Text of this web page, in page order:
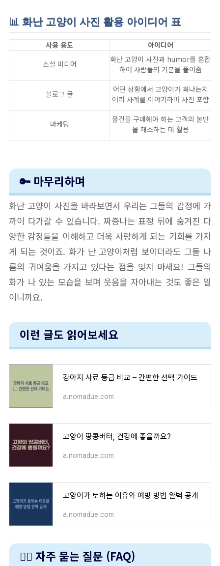
📊 화난 고양이 사진 활용 아이디어 표
사용 용도
아이디어
소셜 미디어
화난 고양이 사진과 humor를 혼합
하여 사람들의 기분을 풀어줌
블로그 글
어떤 상황에서 고양이가 화나는지
여러 사례를 이야기하며 사진 포함
마케팅
물건을 구매해야 하는 고객의 불만
을 해소하는 데 활용
🔑 마무리하며
화난 고양이 사진을 바라보면서 우리는 그들의 감정에 가
까이 다가갈 수 있습니다. 짜증나는 표정 뒤에 숨겨진 다
양한 감정들을 이해하고 더욱 사랑하게 되는 기회를 가지
게 되는 것이죠. 화가 난 고양이처럼 보이더라도 그들 나
름의 귀여움을 가지고 있다는 점을 잊지 마세요! 그들의
화가 나 있는 모습을 보며 웃음을 자아내는 것도 좋은 일
이니까요.
이런 글도 읽어보세요
강아지 사료 등급 비교 – 간편한 선택 가이드
a.nomadue.com
고양이 땅콩버터, 건강에 좋을까요?
a.nomadue.com
고양이가 토하는 이유와 예방 방법 완벽 공개
a.nomadue.com
🙋‍♂️ 자주 묻는 질문 (FAQ)